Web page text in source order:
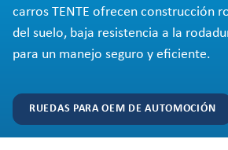
carros TENTE ofrecen construcción
del suelo, baja resistencia a la
para un manejo seguro y eficiente.
RUEDAS PARA OEM DE AUTOMOCIÓN